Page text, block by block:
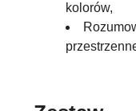
kolorów,